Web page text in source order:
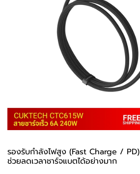
รองรับกำลังไฟสูง (Fast Charge / PD)
ช่วยลดเวลาชาร์จแบตได้อย่างมาก